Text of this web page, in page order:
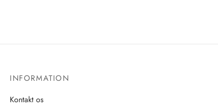
vælges
kan
INFORMATION
Kontakt os